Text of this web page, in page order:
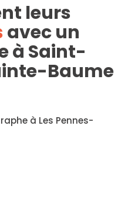
leurs
avec un
à Saint-
Baume
à Les Pennes-